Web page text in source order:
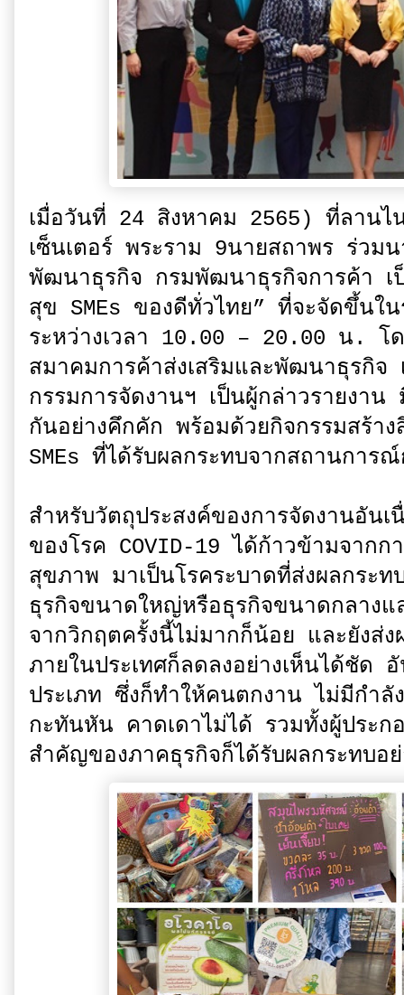
เมื่อวันที่ 24 สิงหาคม 2565) ที่ลานไ
เซ็นเตอร์ พระราม 9นายสถาพร ร่วมน
พัฒนาธุรกิจ กรมพัฒนาธุรกิจการค้า
สุข SMEs ของดีทั่วไทย” ที่จะจัดขึ้น
ระหว่างเวลา 10.00 – 20.00 น.
สมาคมการค้าส่งเสริมและพัฒนาธุรกิ
กรรมการจัดงานฯ เป็นผู้กล่าวรายงา
กันอย่างคึกคัก พร้อมด้วยกิจกรรมสร้า
SMEs ที่ได้รับผลกระทบจากสถานการ
สำหรับวัตถุประสงค์ของการจัดงานอัน
ของโรค COVID-19 ได้ก้าวข้ามจากก
สุขภาพ มาเป็นโรคระบาดที่ส่งผลกระท
ธุรกิจขนาดใหญ่หรือธุรกิจขนาดกลาง
จากวิกฤตครั้งนี้ไม่มากก็น้อย และยังส่
ภายในประเทศก็ลดลงอย่างเห็นได้ชัด
ประเภท ซึ่งก็ทำให้คนตกงาน ไม่มีกำ
กะทันหัน คาดเดาไม่ได้ รวมทั้งผู้ประก
สำคัญของภาคธุรกิจก็ได้รับผลกระทบอ